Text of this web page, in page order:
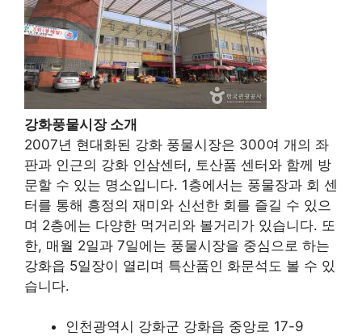
강화풍물시장 소개
2007년 현대화된 강화 풍물시장은 300여 개의 좌
판과 인근의 강화 인삼센터, 토산품 센터와 함께 방
문할 수 있는 명소입니다. 1층에서는 풍물장과 회 센
터를 통해 흥정의 재미와 신선한 회를 즐길 수 있으
며 2층에는 다양한 먹거리와 볼거리가 있습니다. 또
한, 매월 2일과 7일에는 풍물시장을 중심으로 하는
강화읍 5일장이 열리며 특산품인 화문석도 볼 수 있
습니다.
인천광역시 강화군 강화읍 중앙로 17-9